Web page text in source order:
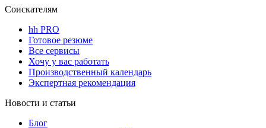
Соискателям
hh PRO
Готовое резюме
Все сервисы
Хочу у вас работать
Производственный календарь
Экспертная рекомендация
Новости и статьи
Блог